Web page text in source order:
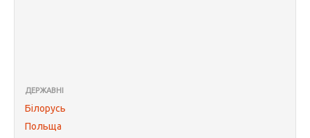
ДЕРЖАВНІ
Білорусь
Польща